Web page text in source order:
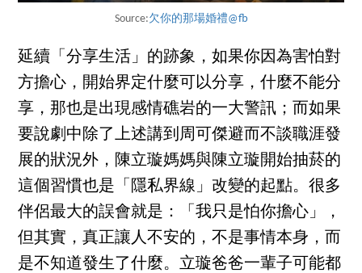
Source:欠你的那場婚禮@fb
延續「分享生活」的跡象，如果你因為害怕對
方擔心，開始界定什麼可以分享，什麼不能分
享，那也是出現感情礁岩的一大警訊；而如果
要說劇中除了上述講到周可傑避而不談職涯發
展的狀況外，陳立璇媽媽與陳立璇開始抽菸的
這個習慣也是「隱私界線」改變的起點。很多
伴侶最大的誤會就是：「我只是怕你擔心」，
但其實，真正讓人不安的，不是事情本身，而
是不知道發生了什麼。立璇爸爸一輩子可能都